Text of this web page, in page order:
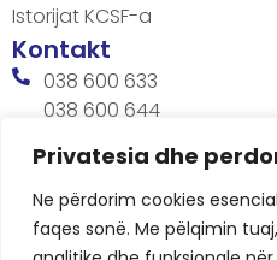
Privatesia dhe
Ne përdorim cookies
faqes sonë. Me pëlqimin
Istorijat KCSF-a
Kontakt
038 600 633
038 600 644
Besa Imami, Lam A, H1,
Prishtinë, Kosovë.